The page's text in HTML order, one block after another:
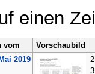
einen
vom
Vorschaubild
2019